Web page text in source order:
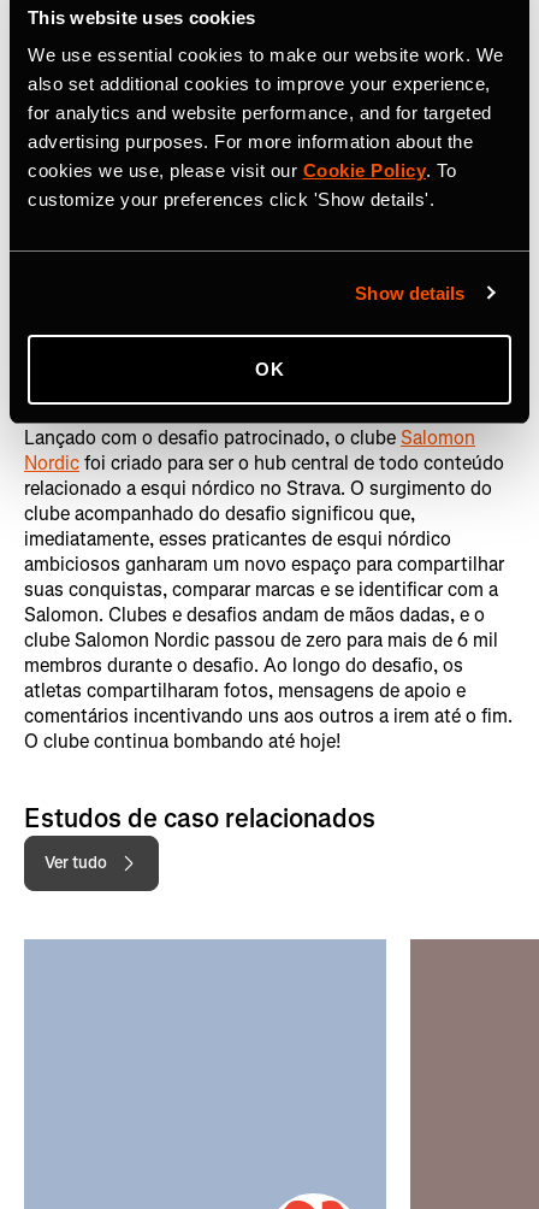
This website uses cookies
We use essential cookies to make our website work. We
also set additional cookies to improve your experience,
for analytics and website performance, and for targeted
advertising purposes. For more information about the
cookies we use, please visit our Cookie Policy. To
customize your preferences click 'Show details'.
Show details
OK
paramais de 43 mil atletasem todo o mundo: uma ótima
ADOTANDO UMA NOVA
FUNCIONALIDADE
Enquanto o desafio acontecia, o Strava lançou uma
chegada e termina o desafio. Com essa inovação, os
além de ser um complemento útil ao mecanismo do
desafio: para a Salomon, isso aumentou o número de
Lançado com o desafio patrocinado, o clubeSalomon
Nordicfoi criado para ser o hub central de todo conteúdo
relacionado a esqui nórdico no Strava. O surgimento do
clube acompanhado do desafio significou que,
imediatamente, esses praticantes de esqui nórdico
ambiciosos ganharam um novo espaço para compartilhar
suas conquistas, comparar marcas e se identificar com a
Salomon. Clubes e desafios andam de mãos dadas, e o
clube Salomon Nordic passou de zero para mais de 6 mil
membros durante o desafio. Ao longo do desafio, os
atletas compartilharam fotos, mensagens de apoio e
comentários incentivando uns aos outros a irem até o fim.
O clube continua bombando até hoje!
Estudos de caso relacionados
Ver tudo